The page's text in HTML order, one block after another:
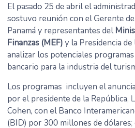
El pasado 25 de abril el
sostuvo reunión con el Gerente
Panamá y representantes del
Finanzas (MEF) y la Presidencia
analizar los potenciales
bancario para la industria del
Los programas incluyen el
por el presidente de la República,
Cohen, con el Banco
(BID) por 300 millones de